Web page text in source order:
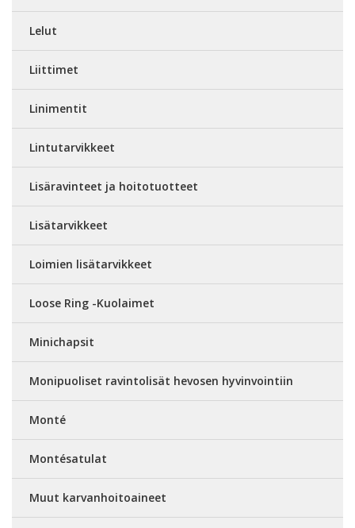
Lelut
Liittimet
Linimentit
Lintutarvikkeet
Lisäravinteet ja hoitotuotteet
Lisätarvikkeet
Loimien lisätarvikkeet
Loose Ring -Kuolaimet
Minichapsit
Monipuoliset ravintolisät hevosen hyvinvointiin
Monté
Montésatulat
Muut karvanhoitoaineet